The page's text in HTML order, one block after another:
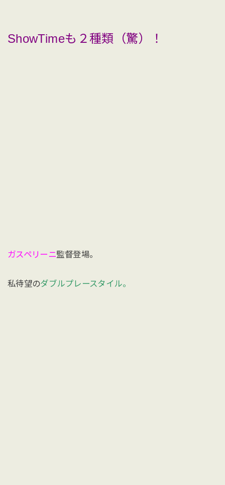
ShowTimeも２種類（驚）！
ガスペリーニ監督登場。
私待望のダブルプレースタイル。